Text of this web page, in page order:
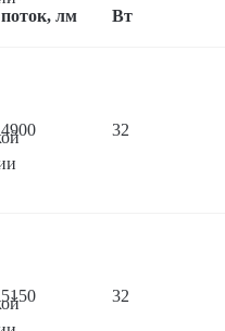
поток, лм
Вт
4900 32
5150 32